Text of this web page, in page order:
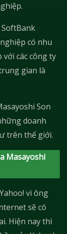
có nhu
các công ty
gian là
Son
doanh
trên thế giới.
Masayoshi
vì ông
sẽ có
Hiện nay thì